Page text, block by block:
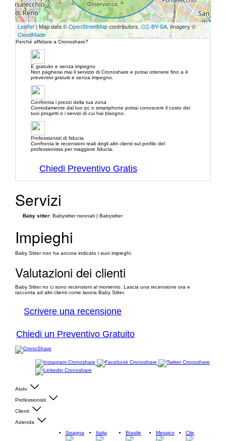
Leaflet| Map data ©OpenStreetMapcontributors, CC-BY-SA, Imagery ©
CloudMade
Perché affidarsi a Cronoshare?
E gratuito e senza impegno
Non pagherai mai il servizio di Cronoshare e potrai ottenere fino a 4
preventivi gratuiti e senza impegno.
Confronta i prezzi della tua zona
Comodamente dal tuo pc o smartphone potrai conoscere il costo dei
tuoi progetti o i servizi di cui hai bisogno.
Professionisti di fiducia
Confronta le recensioni reali degli altri clienti sul profilo del
professionista per maggiore fiducia.
Chiedi Preventivo Gratis
Servizi
Baby sitter: Babysitter neonati | Babysitter
Impieghi
Baby Sitter non ha ancora indicato i suoi impieghi.
Valutazioni dei clienti
Baby Sitter no ci sono recensioni al momento. Lascia una recensione ora e
racconta ad altri clienti come lavora Baby Sitter.
Scrivere una recensione
Chiedi un Preventivo Gratuito
Aiuto
Professionisti
Clienti
Azienda
Spagna
Italia Brasile Messico Cile